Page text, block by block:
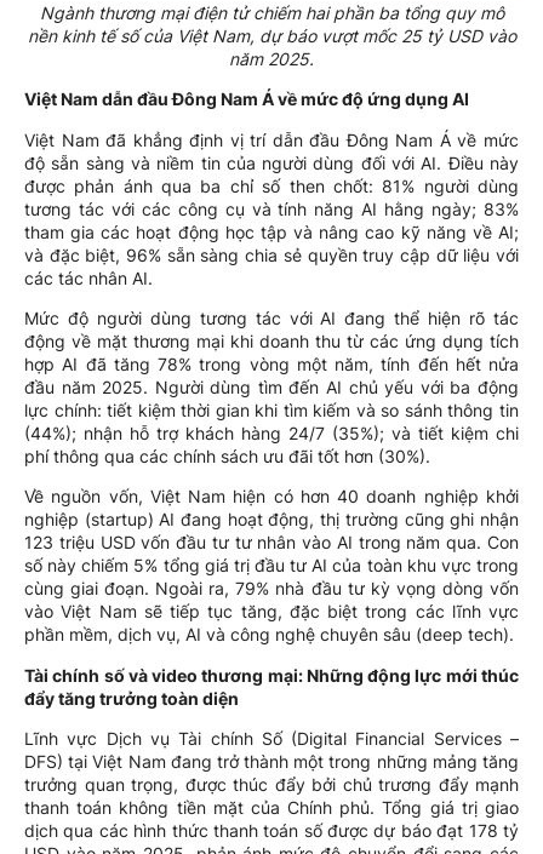
Ngành thương mại điện tử chiếm hai phần ba tổng quy mô
nền kinh tế số của Việt Nam, dự báo vượt mốc 25 tỷ USD vào
năm 2025.
Việt Nam dẫn đầu Đông Nam Á về mức độ ứng dụng AI
Việt Nam đã khẳng định vị trí dẫn đầu Đông Nam Á về mức
độ sẵn sàng và niềm tin của người dùng đối với AI. Điều này
được phản ánh qua ba chỉ số then chốt: 81% người dùng
tương tác với các công cụ và tính năng AI hằng ngày; 83%
tham gia các hoạt động học tập và nâng cao kỹ năng về AI;
và đặc biệt, 96% sẵn sàng chia sẻ quyền truy cập dữ liệu với
các tác nhân AI.
Mức độ người dùng tương tác với AI đang thể hiện rõ tác
động về mặt thương mại khi doanh thu từ các ứng dụng tích
hợp AI đã tăng 78% trong vòng một năm, tính đến hết nửa
đầu năm 2025. Người dùng tìm đến AI chủ yếu với ba động
lực chính: tiết kiệm thời gian khi tìm kiếm và so sánh thông tin
(44%); nhận hỗ trợ khách hàng 24/7 (35%); và tiết kiệm chi
phí thông qua các chính sách ưu đãi tốt hơn (30%).
Về nguồn vốn, Việt Nam hiện có hơn 40 doanh nghiệp khởi
nghiệp (startup) AI đang hoạt động, thị trường cũng ghi nhận
123 triệu USD vốn đầu tư tư nhân vào AI trong năm qua. Con
số này chiếm 5% tổng giá trị đầu tư AI của toàn khu vực trong
cùng giai đoạn. Ngoài ra, 79% nhà đầu tư kỳ vọng dòng vốn
vào Việt Nam sẽ tiếp tục tăng, đặc biệt trong các lĩnh vực
phần mềm, dịch vụ, AI và công nghệ chuyên sâu (deep tech).
Tài chính số và video thương mại: Những động lực mới thúc
đẩy tăng trưởng toàn diện
Lĩnh vực Dịch vụ Tài chính Số (Digital Financial Services –
DFS) tại Việt Nam đang trở thành một trong những mảng tăng
trưởng quan trọng, được thúc đẩy bởi chủ trương đẩy mạnh
thanh toán không tiền mặt của Chính phủ. Tổng giá trị giao
dịch qua các hình thức thanh toán số được dự báo đạt 178 tỷ